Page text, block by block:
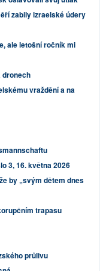
zabily izraelské údery
ale letošní ročník mi
dronech
vraždění a na
3, 16. května 2026
by „svým dětem dnes
trapasu
průlivu